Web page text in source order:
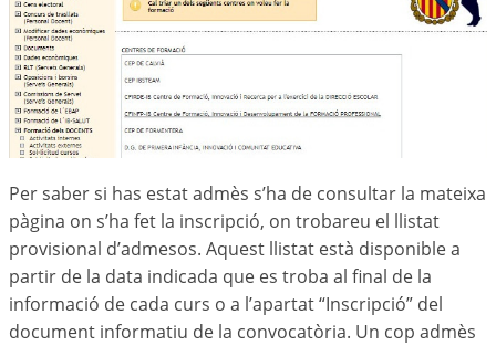
Per saber si has estat admès s’ha de consultar la mateixa
pàgina on s’ha fet la inscripció, on trobareu el llistat
provisional d’admesos. Aquest llistat està disponible a
partir de la data indicada que es troba al final de la
informació de cada curs o a l’apartat “Inscripció” del
document informatiu de la convocatòria. Un cop admès